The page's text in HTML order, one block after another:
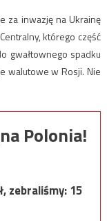
za inwazję na Ukrainę
którego część
gwałtownego spadku
walutowe w Rosji. Nie
Polonia!
zebraliśmy:15